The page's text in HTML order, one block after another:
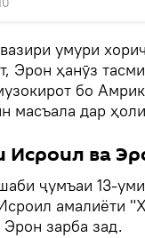
умури
Эрон ҳанӯз
бо
масъала дар ҳоли
ва
ҷумъаи 13-
амалиёти
Эрон зарба зад.